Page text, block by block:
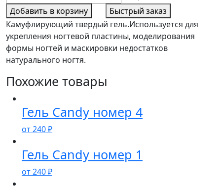
товара
Гель
Candy
номер
3
Добавить в корзину
Быстрый заказ
Камуфлирующий твердый гель.Используется для
укрепления ногтевой пластины, моделирования
формы ногтей и маскировки недостатков
натурального ногтя.
Похожие товары
Гель Candy номер 4
от240₽
Гель Candy номер 1
от240₽